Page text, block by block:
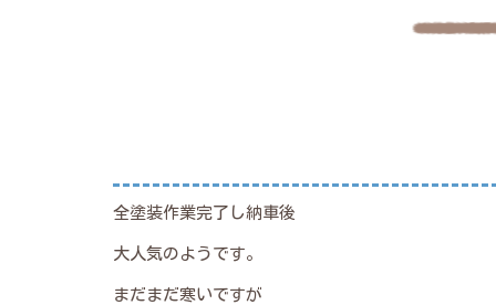
全塗装作業完了し納車後
大人気のようです。
まだまだ寒いですが